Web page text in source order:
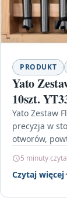
PRODUKT
Yato
10szt.
Yato Zestaw
precyzja w
otworów,
5 minuty
Czytaj więcej